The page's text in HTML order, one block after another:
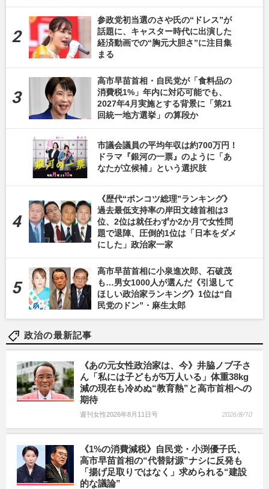
参政党初当選のさや氏の“ドレス”が
話題に、キャスター時代に出演した
経済動画での“胸元大胆さ”に注目集
まる
高市早苗首相・自民党が「食料品の
消費税1%」年内に対応可能でも、
2027年4月実施とする背景に「第21
回統一地方選挙」の算段か
市議会議員の平均年収は約700万円！
ドラマ『銀河の一票』のように「あ
なたが立候補」という選択肢
《歴代“ポンコツ総理”ランキング》
過去最低支持率の岸田文雄首相は3
位、2位は就任わずか2か月で女性問
題で退陣、圧倒的1位は「日本をダメ
にした」政治家一家
高市早苗首相に小泉進次郎、石破茂
も…男女1000人が選んだ《引退して
ほしい政治家ランキング》1位は“自
民党のドン”・麻生太郎
政治の最新記事
《あの元女性政治家は、今》井脇ノブ子さ
ん「私には子どもが5万人いる」体重38kg
減の現在も冷めぬ“教育熱”と高市首相への
期待
週刊女性2026年8月11日号 2026/8/10
《1%の消費減税》自民党・小渕優子氏、
高市早苗首相の“代替財源”ナシに反発も
「揚げ足取りではなく」求められる“建設
的な議論”